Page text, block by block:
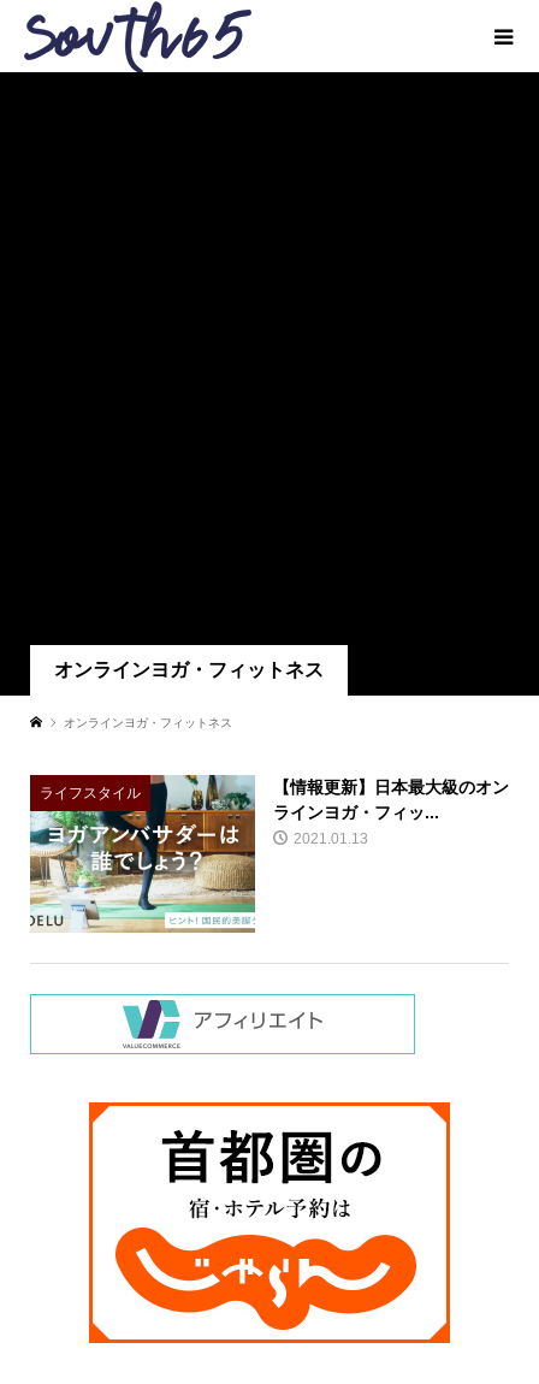
オンラインヨガ・フィットネス
オンラインヨガ・フィットネス
ライフスタイル
【情報更新】日本最大級のオン
ラインヨガ・フィッ...
2021.01.13